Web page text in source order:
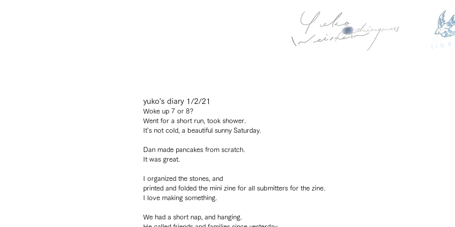
yuko's diary 1/2/21
Woke up 7 or 8?
Went for a short run, took shower.
It's not cold, a beautiful sunny Saturday.
Dan made pancakes from scratch.
It was great.
I organized the stones, and
printed and folded the mini zine for all submitters for the zine.
I love making something.
We had a short nap, and hanging.